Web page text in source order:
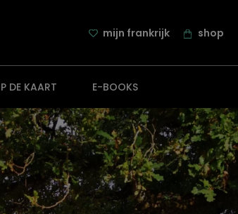
mijn frankrijk shop
over frankrijk.nl
samenwerking
contact
DE KAART E-BOOKS